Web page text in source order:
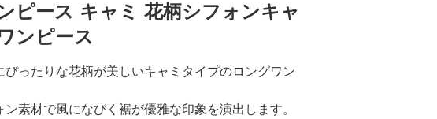
ピース キャミ 花柄シフォンキャ
ンピース
ぴったりな花柄が美しいキャミタイプのロングワン
素材で風になびく裾が優雅な印象を演出します。